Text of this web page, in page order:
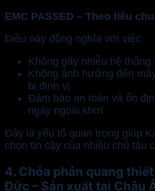
EMC PASSED – Theo tiêu
Điều này đồng nghĩa với việc:
Không gây nhiễu hệ thống
Không ảnh hưởng đến
bị định vị
Đảm bảo an toàn và ổn
ngày ngoài khơi
Đây là yếu tố quan trọng giúp
chọn tin cậy của nhiều chủ tàu
4. Chóa phản quang
Đức – Sản xuất tại Châu